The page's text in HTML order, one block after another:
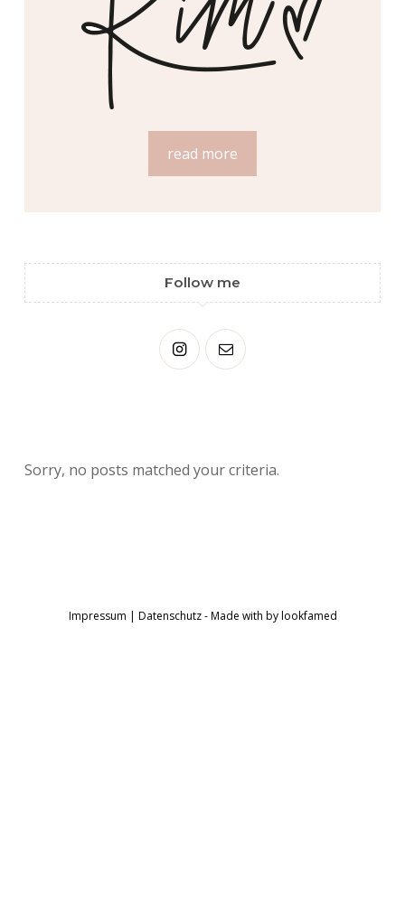
read more
Follow me
Sorry, no posts matched your criteria.
Impressum | Datenschutz- Made with bylookfamed